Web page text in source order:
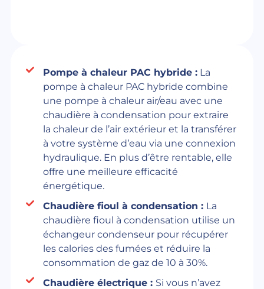
Pompe à chaleur PAC hybride :La
pompe à chaleur PAC hybride combine
une pompe à chaleur air/eau avec une
chaudière à condensation pour extraire
la chaleur de l’air extérieur et la transférer
à votre système d’eau via une connexion
hydraulique. En plus d’être rentable, elle
offre une meilleure efficacité
énergétique.
Chaudière fioul à condensation : La
chaudière fioul à condensation utilise un
échangeur condenseur pour récupérer
les calories des fumées et réduire la
consommation de gaz de 10 à 30%.
Chaudière électrique : Si vous n’avez